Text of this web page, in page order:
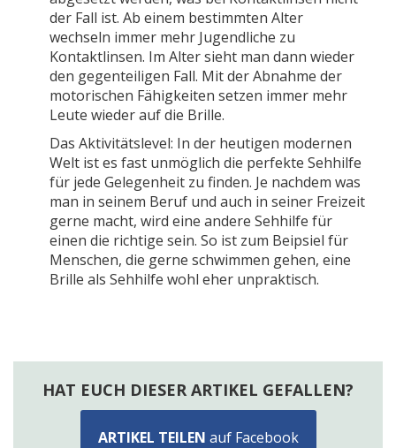
der Fall ist. Ab einem bestimmten Alter
wechseln immer mehr Jugendliche zu
Kontaktlinsen. Im Alter sieht man dann wieder
den gegenteiligen Fall. Mit der Abnahme der
motorischen Fähigkeiten setzen immer mehr
Leute wieder auf die Brille.
Das Aktivitätslevel: In der heutigen modernen
Welt ist es fast unmöglich die perfekte Sehhilfe
für jede Gelegenheit zu finden. Je nachdem was
man in seinem Beruf und auch in seiner Freizeit
gerne macht, wird eine andere Sehhilfe für
einen die richtige sein. So ist zum Beipsiel für
Menschen, die gerne schwimmen gehen, eine
Brille als Sehhilfe wohl eher unpraktisch.
HAT EUCH DIESER ARTIKEL GEFALLEN?
ARTIKEL TEILEN auf Facebook